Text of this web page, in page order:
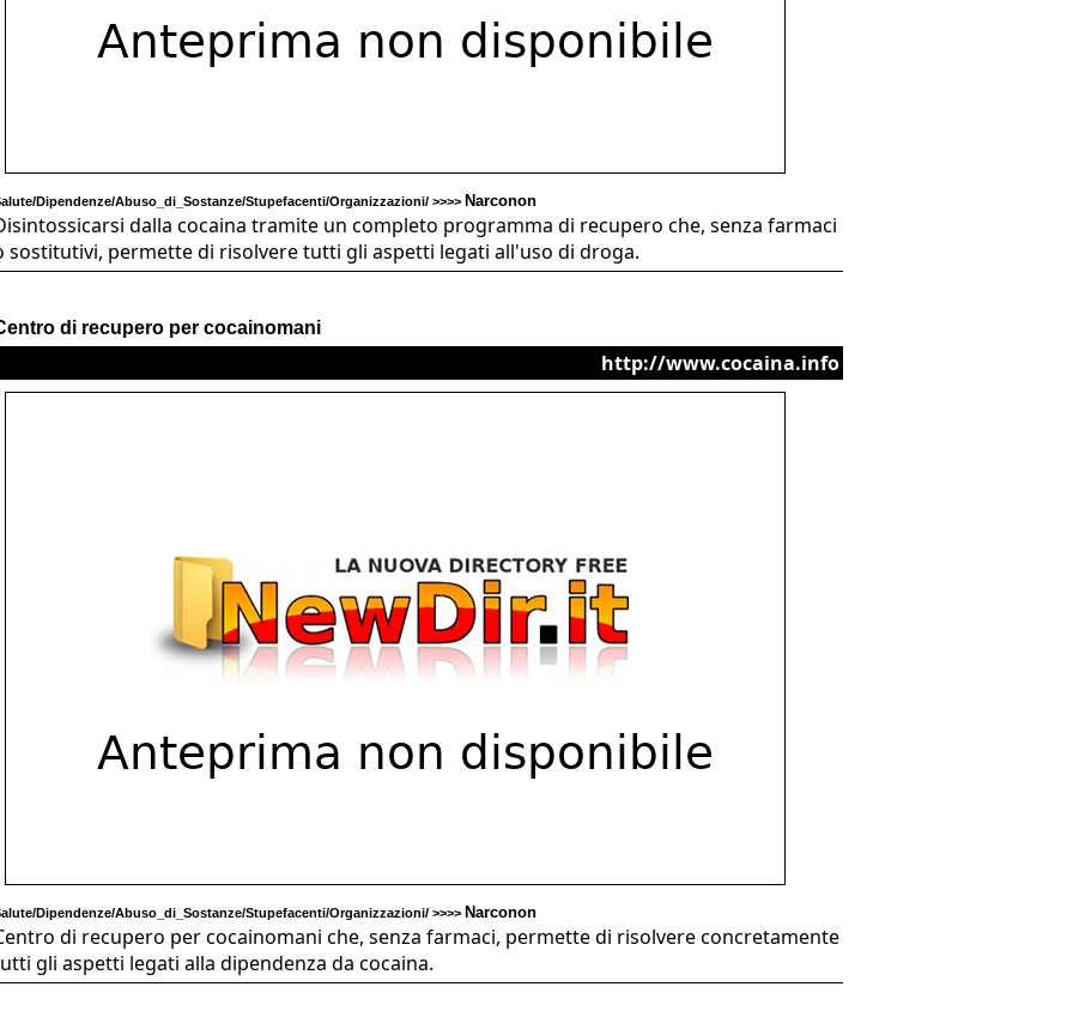
Dipendenze/Abuso_di_Sostanze/Stupefacenti/Organizzazioni/ >>>> Narconon
dalla cocaina tramite un completo programma di recupero che, senza farmaci
sostitutivi, permette di risolvere tutti gli aspetti legati all'uso di droga.
di recupero per cocainomani
http://www.cocaina.info
Dipendenze/Abuso_di_Sostanze/Stupefacenti/Organizzazioni/ >>>> Narconon
di recupero per cocainomani che, senza farmaci, permette di risolvere concretamente
gli aspetti legati alla dipendenza da cocaina.